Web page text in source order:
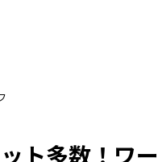
ト多数！ワ